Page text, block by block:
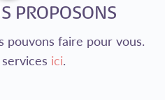
PROPOSONS
pouvons faire pour vous.
ici.